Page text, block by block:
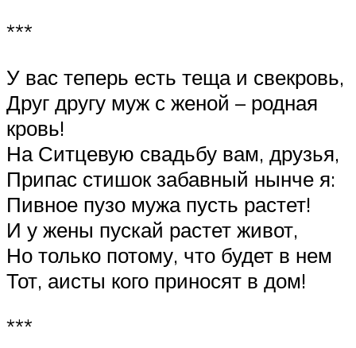
***
У вас теперь есть теща и свекровь,
Друг другу муж с женой – родная
кровь!
На Ситцевую свадьбу вам, друзья,
Припас стишок забавный нынче я:
Пивное пузо мужа пусть растет!
И у жены пускай растет живот,
Но только потому, что будет в нем
Тот, аисты кого приносят в дом!
***